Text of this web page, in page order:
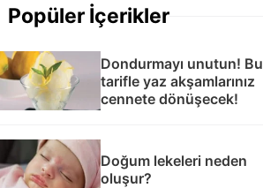
Popüler İçerikler
Dondurmayı unutun! Bu
tarifle yaz akşamlarınız
cennete dönüşecek!
Doğum lekeleri neden
oluşur?